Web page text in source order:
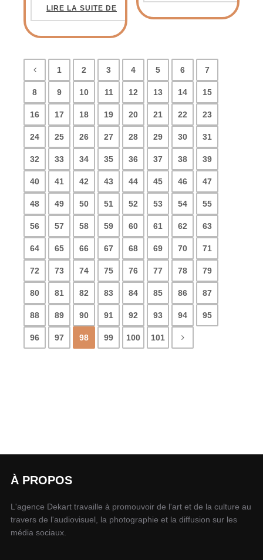
LIRE LA SUITE DE
1 2 3 4 5 6 7
8 9 10 11 12 13 14 15
16 17 18 19 20 21 22 23
24 25 26 27 28 29 30 31
32 33 34 35 36 37 38 39
40 41 42 43 44 45 46 47
48 49 50 51 52 53 54 55
56 57 58 59 60 61 62 63
64 65 66 67 68 69 70 71
72 73 74 75 76 77 78 79
80 81 82 83 84 85 86 87
88 89 90 91 92 93 94 95
96 97 98 99 100 101
À PROPOS
L'agence Dekart travaille à promouvoir de l'art et de la culture au
travers de l'audiovisuel, la photographie et la diffusion sur les
média sociaux.